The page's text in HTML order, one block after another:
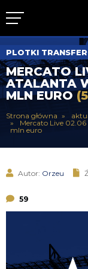
KLUB
DRUŻYNA
SERIE A
PUCHARY
SERWIS
PLOTKI
MERCATO
ATALANTA
MLN EURO
Strona główna
Mercato Live 02.06
mln euro
Autor: Orzeu
59